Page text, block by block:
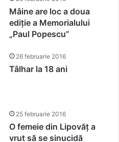
Mâine are loc a doua
ediție a Memorialului
„Paul Popescu”
26 februarie 2016
Tâlhar la 18 ani
25 februarie 2016
O femeie din Lipovăț a
vrut să se sinucidă